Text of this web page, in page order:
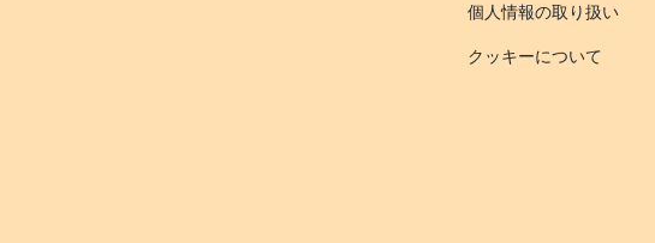
個人情報の取り扱い
クッキーについて